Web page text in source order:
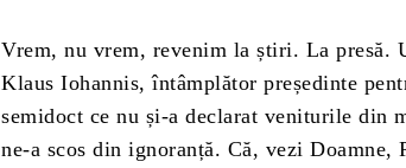
Vrem, nu vrem, revenim la știri. La presă.
Klaus Iohannis, întâmplător președinte
semidoct ce nu și-a declarat veniturile din
ne-a scos din ignoranță. Că, vezi Doamne,